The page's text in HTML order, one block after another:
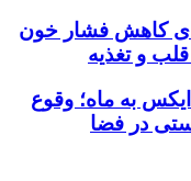
کاهش فشار خون
و تغذیه
به ماه؛ وقوع
در فضا